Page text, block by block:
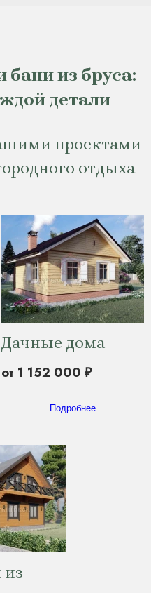
бани из бруса:
детали
проектами
отдыха
Дачные дома
от 1 152 000 ₽
Подробнее
из